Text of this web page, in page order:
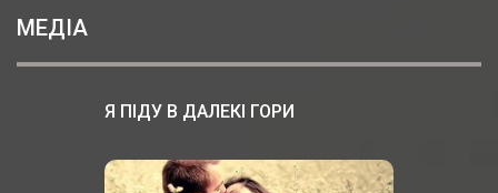
МЕДІА
Я ПІДУ В ДАЛЕКІ ГОРИ